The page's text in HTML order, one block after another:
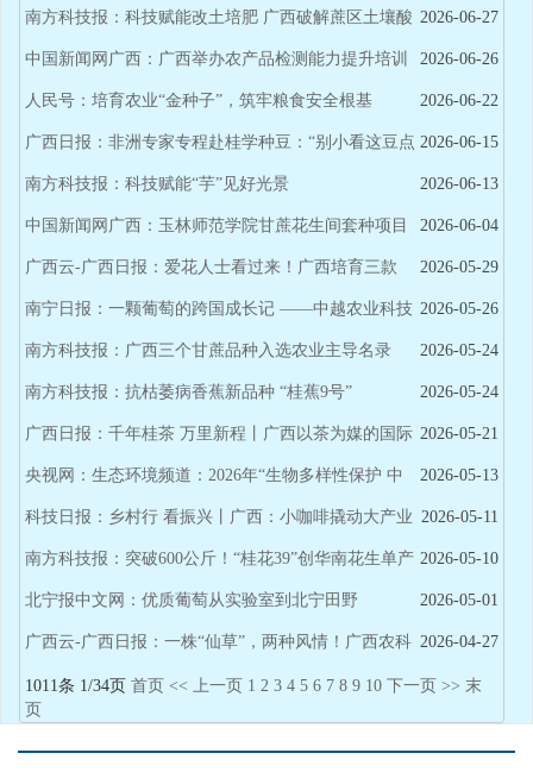
队调研服务乌榄产业发展 2026-06-27
南方科技报：科技赋能改土培肥 广西破解蔗区土壤酸
化难题护航“糖罐子”安全 2026-06-26
中国新闻网广西：广西举办农产品检测能力提升培训
班 守护舌尖安全 2026-06-22
人民号：培育农业“金种子”，筑牢粮食安全根基
2026-06-15
广西日报：非洲专家专程赴桂学种豆：“别小看这豆点
大的希望” 2026-06-13
南方科技报：科技赋能“芋”见好光景
2026-06-04
中国新闻网广西：玉林师范学院甘蔗花生间套种项目
数智助农 2026-05-29
广西云-广西日报：爱花人士看过来！广西培育三款
“颜值实力双在线”石斛兰，连名字都诗意满满 2026-05-26
南宁日报：一颗葡萄的跨国成长记 ——中越农业科技
合作结出友好“幸福果” 2026-05-24
南方科技报：广西三个甘蔗品种入选农业主导名录
2026-05-24
南方科技报：抗枯萎病香蕉新品种 “桂蕉9号”
2026-05-21
广西日报：千年桂茶 万里新程丨广西以茶为媒的国际
对话 2026-05-13
央视网：生态环境频道：2026年“生物多样性保护 中
国在行动”进高校宣传活动在南宁学院举行 2026-05-11
科技日报：乡村行 看振兴丨广西：小咖啡撬动大产业
2026-05-10
南方科技报：突破600公斤！“桂花39”创华南花生单产
新纪录 2026-05-01
北宁报中文网：优质葡萄从实验室到北宁田野
2026-04-27
广西云-广西日报：一株“仙草”，两种风情！广西农科
院专家带你一眼识别春石斛与秋石斛
1011条 1/34页首页 << 上一页 1 2 3 4 5 6 7 8 9 10 下一页 >> 末
页